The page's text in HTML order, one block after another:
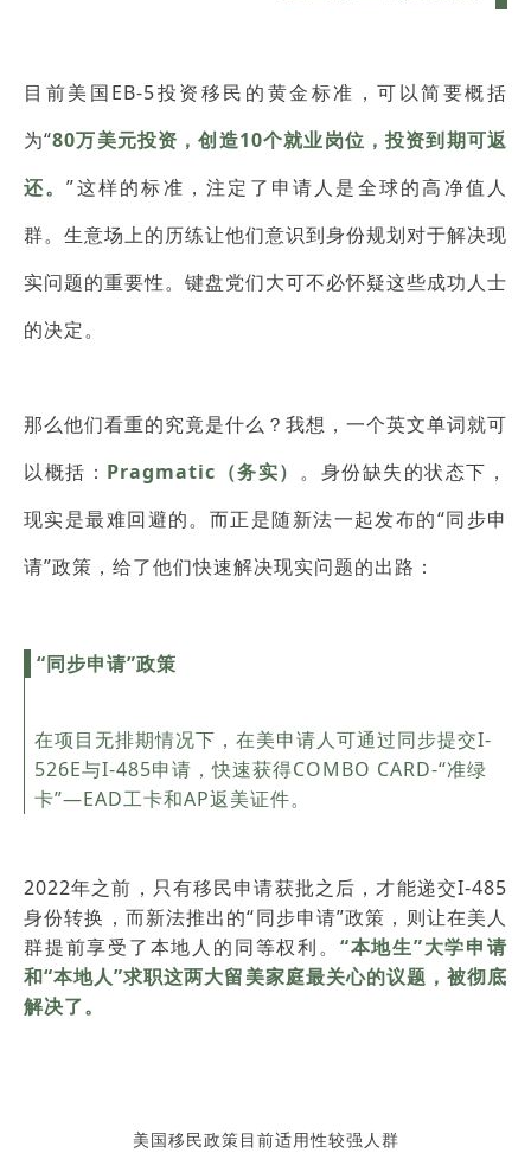
目前美国EB-5投资移民的黄金标准，可以简要概括
为“80万美元投资，创造10个就业岗位，投资到期可返
还。”这样的标准，注定了申请人是全球的高净值人
群。生意场上的历练让他们意识到身份规划对于解决现
实问题的重要性。键盘党们大可不必怀疑这些成功人士
的决定。
那么他们看重的究竟是什么？我想，一个英文单词就可
以概括： Pragmatic（务实） 。身份缺失的状态下，
现实是最难回避的。而正是随新法一起发布的“同步申
请”政策，给了他们快速解决现实问题的出路：
“同步申请”政策
在项目无排期情况下，在美申请人可通过同步提交I-
526E与I-485申请，快速获得COMBO CARD-“准绿
卡”—EAD工卡和AP返美证件。
2022年之前，只有移民申请获批之后，才能递交I-485
身份转换，而新法推出的“同步申请”政策，则让在美人
群提前享受了本地人的同等权利。 “本地生”大学申请
和“本地人”求职这两大留美家庭最关心的议题，被彻底
解决了。
美国移民政策目前适用性较强人群